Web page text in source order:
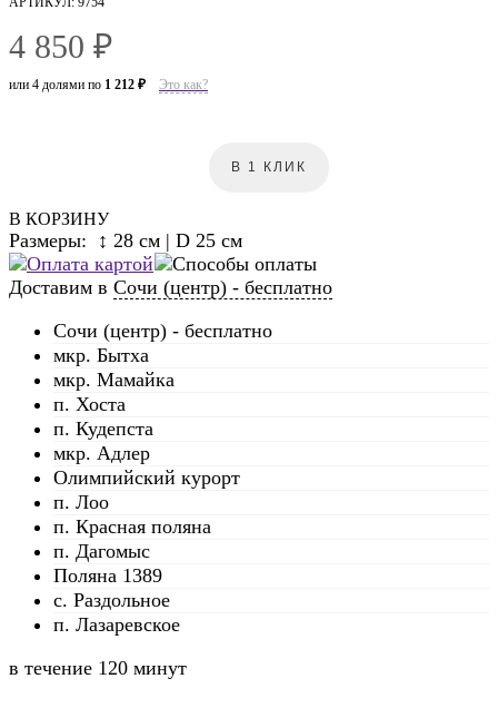
4 850 ₽
или 4 долями по 1 212 ₽ Это как?
В КОРЗИНУ
В 1 КЛИК
Размеры: ↕ 28 см | D 25 см
Доставим в Сочи (центр) - бесплатно
Сочи (центр) - бесплатно
мкр. Бытха
мкр. Мамайка
п. Хоста
п. Кудепста
мкр. Адлер
Олимпийский курорт
п. Лоо
п. Красная поляна
п. Дагомыс
Поляна 1389
с. Раздольное
п. Лазаревское
в течение 120 минут